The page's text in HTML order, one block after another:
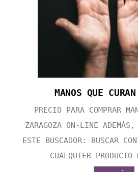
MANOS QUE
PRECIO PARA COMPRAR
ZARAGOZA ON-LINE
ESTE BUSCADOR: BUSCAR
CUALQUIER